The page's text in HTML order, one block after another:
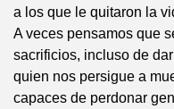
a los que le quitaron la
A veces pensamos que
sacrificios, incluso de
quien nos persigue a
capaces de perdonar